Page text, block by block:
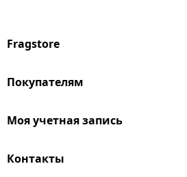
Fragstore
Покупателям
Моя учетная запись
Контакты